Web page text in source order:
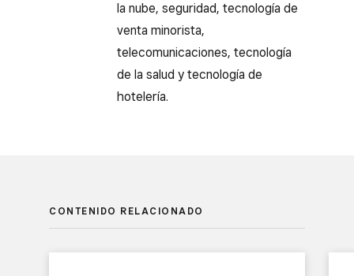
la nube, seguridad, tecnología de
venta minorista,
telecomunicaciones, tecnología
de la salud y tecnología de
hotelería.
CONTENIDO RELACIONADO